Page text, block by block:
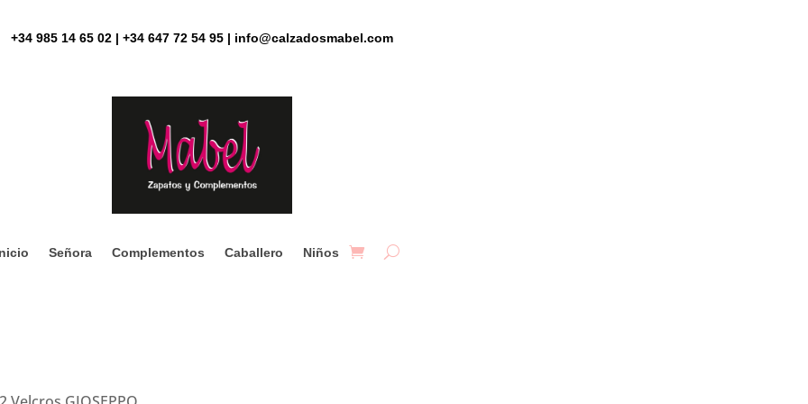
+34 985 14 65 02 | +34 647 72 54 95 | info@calzadosmabel.com
Señora Complementos Caballero Niños